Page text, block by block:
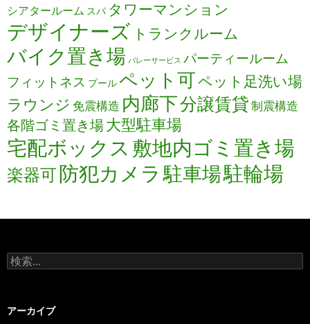
シアタールーム スパ タワーマンション
デザイナーズ トランクルーム
バイク置き場 バレーサービス パーティールーム
フィットネス プールペット可ペット足洗い場
ラウンジ 免震構造 内廊下分譲賃貸制震構造
各階ゴミ置き場大型駐車場
宅配ボックス 敷地内ゴミ置き場
楽器可防犯カメラ 駐車場駐輪場
検
索:
アーカイブ